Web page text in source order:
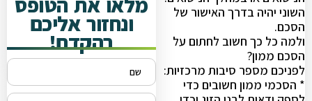
השוני יהיה בדרך האישור של
הסכם.
ולמה כל כך חשוב לחתום על
הסכם ממון?
לפניכם מספר סיבות מרכזיות:
* הסכמי ממון חשובים כדי
ונחזור אליכם
בהקדם!